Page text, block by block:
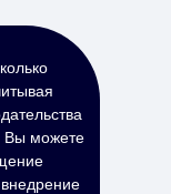
Вы можете